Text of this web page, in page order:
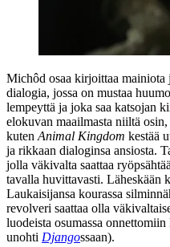
Michôd osaa kirjoittaa mainiota
dialogia, jossa on mustaa
lempeyttä ja joka saa katsojan
elokuvan maailmasta niiltä
kuten Animal Kingdom kestää
ja rikkaan dialoginsa ansiosta.
jolla väkivalta saattaa
tavalla huvittavasti. Läheskään
Laukaisijansa kourassa
revolveri saattaa olla
luodeista osumassa
unohti Djangossaan).